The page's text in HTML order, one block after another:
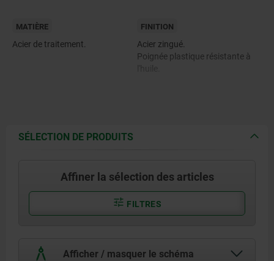
MATIÈRE
Acier de traitement.
FINITION
Acier zingué.
Poignée plastique résistante à
SÉLECTION DE PRODUITS
Affiner la sélection des articles
FILTRES
Afficher / masquer le schéma